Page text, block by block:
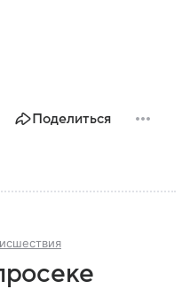
Поделиться